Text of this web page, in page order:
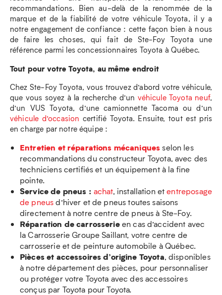
recommandations. Bien au-delà de la renommée de la
marque et de la fiabilité de votre véhicule Toyota, il y a
notre engagement de confiance : cette façon bien à nous
de faire les choses, qui fait de Ste-Foy Toyota une
référence parmi les concessionnaires Toyota à Québec.
Tout pour votre Toyota, au même endroit
Chez Ste-Foy Toyota, vous trouvez d’abord votre véhicule,
que vous soyez à la recherche d’un véhicule Toyota neuf,
d’un VUS Toyota, d’une camionnette Tacoma ou d’un
véhicule d’occasion certifié Toyota. Ensuite, tout est pris
en charge par notre équipe :
Entretien et réparations mécaniquesselon les
recommandations du constructeur Toyota, avec des
techniciens certifiés et un équipement à la fine
pointe.
Service de pneus : achat, installation etentreposage
de pneusd’hiver et de pneus toutes saisons
directement à notre centre de pneus à Ste-Foy.
Réparation de carrosserieen cas d’accident avec
la Carrosserie Groupe Saillant, votre centre de
carrosserie et de peinture automobile à Québec.
Pièces et accessoires d’origine Toyota, disponibles
à notre département des pièces, pour personnaliser
ou protéger votre Toyota avec des accessoires
conçus par Toyota pour Toyota.